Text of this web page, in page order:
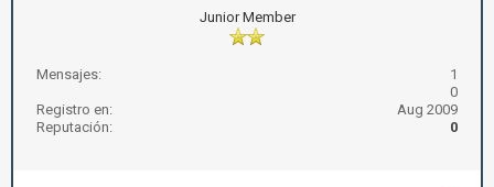
Junior Member
Mensajes:
1
0
Registro en:
Aug 2009
Reputación:
0